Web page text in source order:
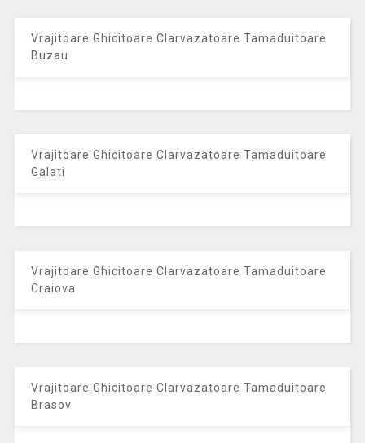
Vrajitoare Ghicitoare Clarvazatoare Tamaduitoare
Buzau
Vrajitoare Ghicitoare Clarvazatoare Tamaduitoare
Galati
Vrajitoare Ghicitoare Clarvazatoare Tamaduitoare
Craiova
Vrajitoare Ghicitoare Clarvazatoare Tamaduitoare
Brasov